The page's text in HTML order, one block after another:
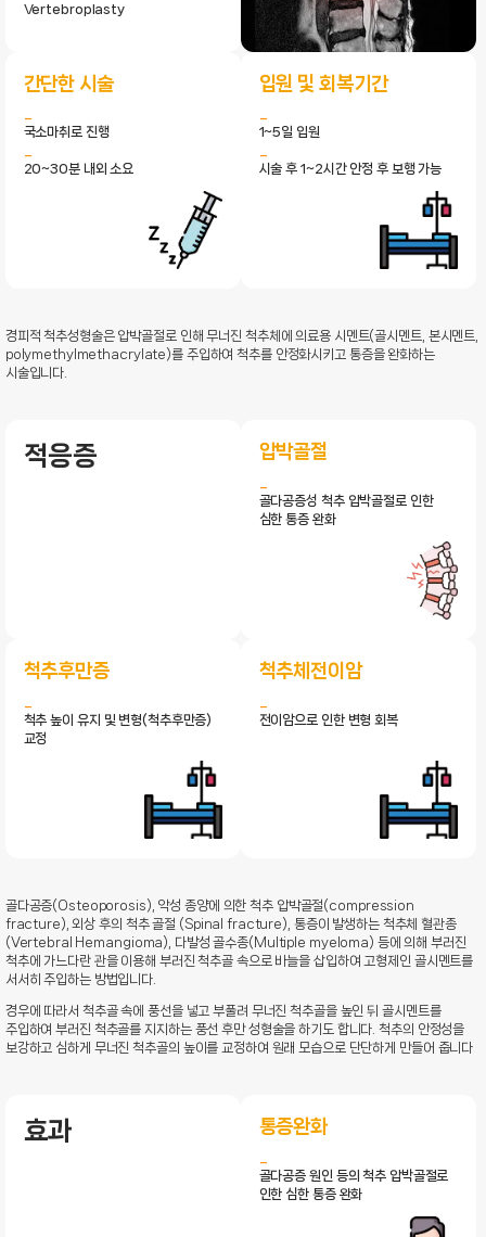
Vertebroplasty
간단한 시술
국소마취로 진행
20~30분 내외 소요
입원 및 회복기간
1~5일 입원
시술 후 1~2시간 안정 후 보행 가능
경피적 척추성형술은 압박골절로 인해 무너진 척추체에 의료용 시멘트(골시멘트, 본시멘트,
polymethylmethacrylate)를 주입하여 척추를 안정화시키고 통증을 완화하는
시술입니다.
적응증 압박골절
골다공증성 척추 압박골절로 인한
심한 통증 완화
척추후만증
척추 높이 유지 및 변형(척추후만증)
교정
척추체전이암
전이암으로 인한 변형 회복
골다공증(Osteoporosis), 악성 종양에 의한 척추 압박골절(compression
fracture), 외상 후의 척추 골절 (Spinal fracture), 통증이 발생하는 척추체 혈관종
(Vertebral Hemangioma), 다발성 골수종(Multiple myeloma) 등에 의해 부러진
척추에 가느다란 관을 이용해 부러진 척추골 속으로 바늘을 삽입하여 고형제인 골시멘트를
서서히 주입하는 방법입니다.
경우에 따라서 척추골 속에 풍선을 넣고 부풀려 무너진 척추골을 높인 뒤 골시멘트를
주입하여 부러진 척추골를 지지하는 풍선 후만 성형술을 하기도 합니다. 척추의 안정성을
보강하고 심하게 무너진 척추골의 높이를 교정하여 원래 모습으로 단단하게 만들어 줍니다
효과 통증완화
골다공증 원인 등의 척추 압박골절로
인한 심한 통증 완화